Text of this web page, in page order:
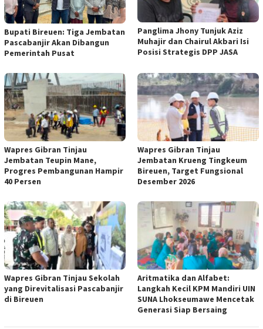
Bupati Bireuen: Tiga Jembatan
Pascabanjir Akan Dibangun
Pemerintah Pusat
Panglima Jhony Tunjuk Aziz
Muhajir dan Chairul Akbari Isi
Posisi Strategis DPP JASA
Wapres Gibran Tinjau
Jembatan Teupin Mane,
Progres Pembangunan Hampir
40 Persen
Wapres Gibran Tinjau
Jembatan Krueng Tingkeum
Bireuen, Target Fungsional
Desember 2026
Wapres Gibran Tinjau Sekolah
yang Direvitalisasi Pascabanjir
di Bireuen
Aritmatika dan Alfabet:
Langkah Kecil KPM Mandiri UIN
SUNA Lhokseumawe Mencetak
Generasi Siap Bersaing